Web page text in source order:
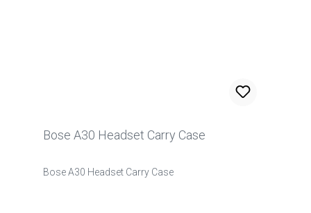
Bose A30 Headset Carry Case
Bose A30 Headset Carry Case